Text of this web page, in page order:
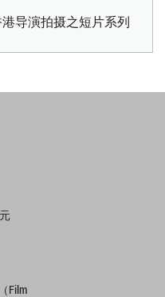
导演拍摄之短片系列
Film